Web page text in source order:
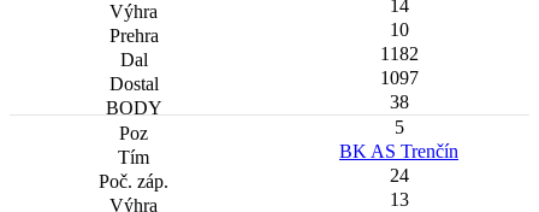
14
10
1182
1097
38
5
BK AS Trenčín
24
13